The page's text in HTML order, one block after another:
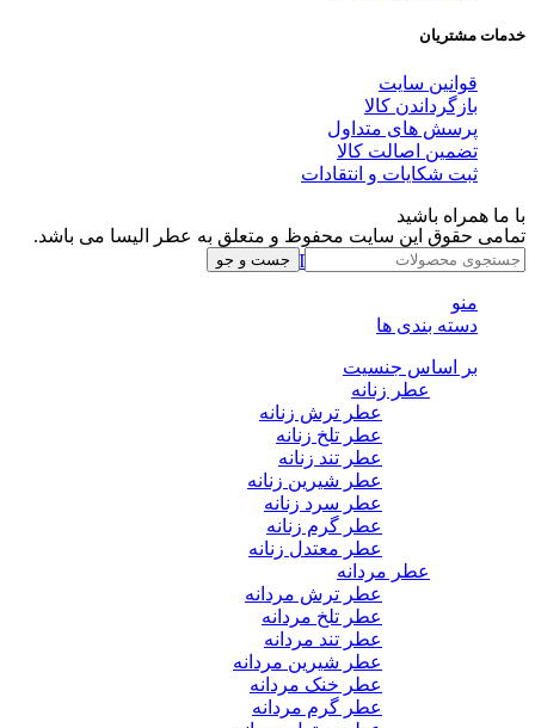
خدمات مشتریان
قوانین سایت
بازگرداندن کالا
پرسش های متداول
تضمین اصالت کالا
ثبت شکایات و انتقادات
با ما همراه باشید
Telegram Whatsapp Instagram
تمامی حقوق این سایت محفوظ و متعلق به عطر الیسا می باشد.
جست و جو
منو
دسته بندی ها
بر اساس جنسیت
عطر زنانه
عطر ترش زنانه
عطر تلخ زنانه
عطر تند زنانه
عطر شیرین زنانه
عطر سرد زنانه
عطر گرم زنانه
عطر معتدل زنانه
عطر مردانه
عطر ترش مردانه
عطر تلخ مردانه
عطر تند مردانه
عطر شیرین مردانه
عطر خنک مردانه
عطر گرم مردانه